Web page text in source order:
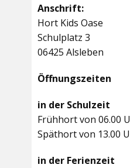
Anschrift:
Hort Kids Oase
Schulplatz 3
06425 Alsleben
Öffnungszeiten
in der Schulzeit
Frühhort von 06.00
Späthort von 13.00
in der Ferienzeit